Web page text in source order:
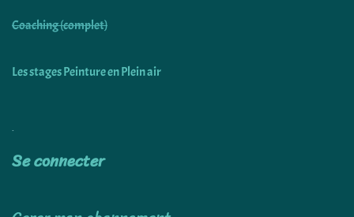
Coaching (complet)
Les stages Peinture en Plein air
Se connecter